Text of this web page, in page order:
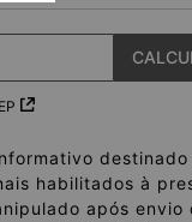
habilitados à
após envio